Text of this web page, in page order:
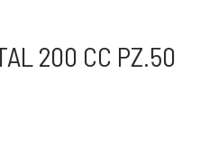
200 CC PZ.50